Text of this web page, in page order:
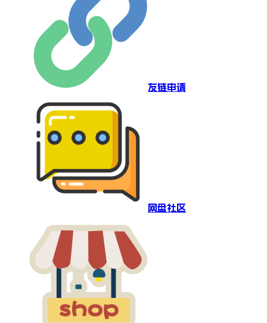
友链申请
网盘社区